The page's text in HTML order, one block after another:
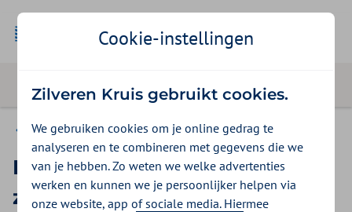
Contact
Klachtenformulier
zorgaanbieders
Cookie-instellingen
Zilveren Kruis gebruikt cookies.
We gebruiken cookies om je online gedrag te
analyseren en te combineren met gegevens die we
van je hebben. Zo weten we welke advertenties
werken en kunnen we je persoonlijker helpen via
onze website, app of sociale media. Hiermee